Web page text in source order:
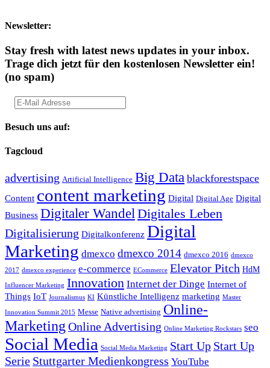
Newsletter:
Stay fresh with latest news updates in your inbox.
Trage dich jetzt für den kostenlosen Newsletter ein!
(no spam)
Besuch uns auf:
Tagcloud
advertising Artificial Intelligence Big Data blackforestspace
Content content marketing Digital Digital Age Digital
Business Digitaler Wandel Digitales Leben
Digitalisierung Digitalkonferenz Digital
Marketing dmexco dmexco 2014 dmexco 2016 dmexco
2017 dmexco experience e-commerce ECommerce Elevator Pitch HdM
Influencer Marketing Innovation Internet der Dinge Internet of
Things IoT Journalismus KI Künstliche Intelligenz marketing Master
Innovation Summit 2015 Messe Native advertising Online-
Marketing Online Advertising Online Marketing Rockstars seo
Social Media Social Media Marketing Start Up Start Up
Serie Stuttgarter Medienkongress YouTube